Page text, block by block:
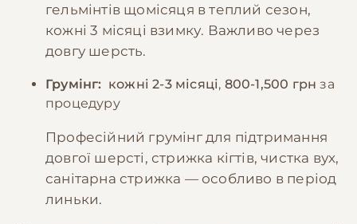
гельмінтів щомісяця в теплий сезон,
кожні 3 місяці взимку. Важливо через
довгу шерсть.
Грумінг: кожні 2-3 місяці, 800-1,500 грн за
процедуру
Професійний грумінг для підтримання
довгої шерсті, стрижка кігтів, чистка вух,
санітарна стрижка — особливо в період
линьки.